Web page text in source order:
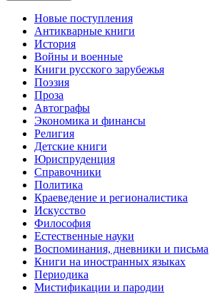
Новые поступления
Антикварные книги
История
Войны и военные
Книги русского зарубежья
Поэзия
Проза
Автографы
Экономика и финансы
Религия
Детские книги
Юриспруденция
Справочники
Политика
Краеведение и регионалистика
Искусство
Философия
Естественные науки
Воспоминания, дневники и письма
Книги на иностранных языках
Периодика
Мистификации и пародии